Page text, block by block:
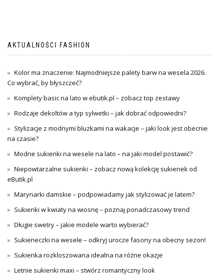
AKTUALNOŚCI FASHION
Kolor ma znaczenie: Najmodniejsze palety barw na wesela 2026.
Co wybrać, by błyszczeć?
Komplety basic na lato w ebutik.pl – zobacz top zestawy
Rodzaje dekoltów a typ sylwetki – jak dobrać odpowiedni?
Stylizacje z modnymi bluzkami na wakacje – jaki look jest obecnie
na czasie?
Modne sukienki na wesele na lato – na jaki model postawić?
Niepowtarzalne sukienki – zobacz nową kolekcję sukienek od
eButik.pl
Marynarki damskie – podpowiadamy jak stylizować je latem?
Sukienki w kwiaty na wiosnę – poznaj ponadczasowy trend
Długie swetry – jakie modele warto wybierać?
Sukieneczki na wesele – odkryj urocze fasony na obecny sezon!
Sukienka rozkloszowana idealna na różne okazje
Letnie sukienki maxi – stwórz romantyczny look